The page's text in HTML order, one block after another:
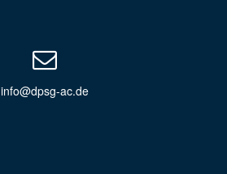
info@dpsg-ac.de